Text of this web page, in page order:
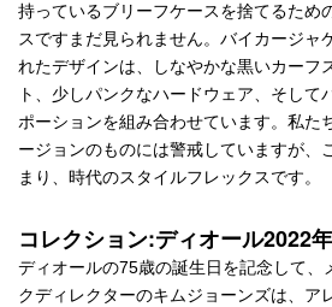
持っているブリーフケースを捨てるため
スですまだ見られません。バイカージャ
れたデザインは、しなやかな黒いカーフ
ト、少しパンクなハードウェア、そして
ポーションを組み合わせています。私た
ージョンのものには警戒していますが、
まり、時代のスタイルフレックスです。
コレクション:ディオール2022
ディオールの75歳の誕生日を記念して、
クディレクターのキムジョーンズは、ア